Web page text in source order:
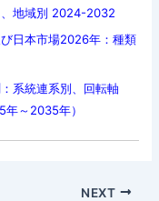
、地域別 2024-2032
日本市場2026年：種類
系統連系別、回転軸
～2035年）
NEXT